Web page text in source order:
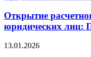
Открытие
юридических лиц:
13.01.2026